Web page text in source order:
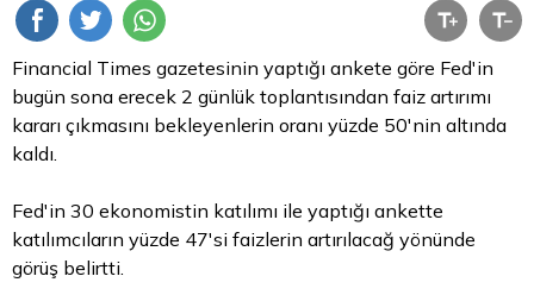
Financial Times gazetesinin yaptığı ankete göre Fed'in
bugün sona erecek 2 günlük toplantısından faiz artırımı
kararı çıkmasını bekleyenlerin oranı yüzde 50'nin altında
kaldı.
Fed'in 30 ekonomistin katılımı ile yaptığı ankette
katılımcıların yüzde 47'si faizlerin artırılacağ yönünde
görüş belirtti.